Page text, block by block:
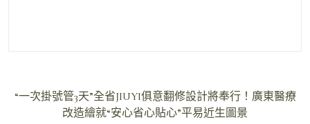
文
“一次掛號管3天”全省JIUYI俱意翻修設計將奉行！廣東醫療
改造繪就“安心省心貼心”平易近生圖景